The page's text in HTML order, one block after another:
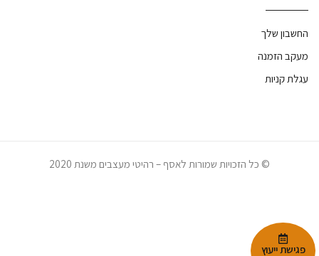
החשבון שלך
מעקב הזמנה
עגלת קניות
© כל הזכויות שמורות לאסף – רהיטי מעצבים משנת 2020
פגישת ייעוץ